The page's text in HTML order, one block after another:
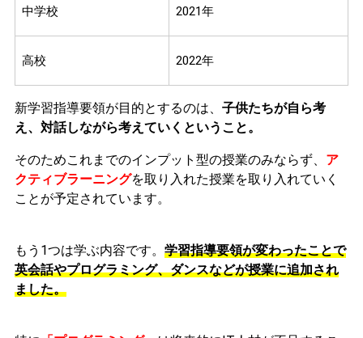
中学校 2021年
高校 2022年
新学習指導要領が目的とするのは、 子供たちが自ら考
え、対話しながら考えていくということ。
そのためこれまでのインプット型の授業のみならず、 ア
クティブラーニングを取り入れた授業を取り入れていく
ことが予定されています。
もう1つは学ぶ内容です。 学習指導要領が変わったことで
英会話やプログラミング、ダンスなどが授業に追加され
ました。